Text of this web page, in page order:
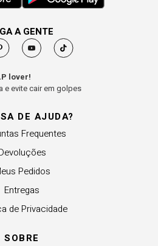
DE AJUDA?
Frequentes
Pedidos
Entregas
de Privacidade
SOBRE
A GENTE
lover!
e evite cair em golpes